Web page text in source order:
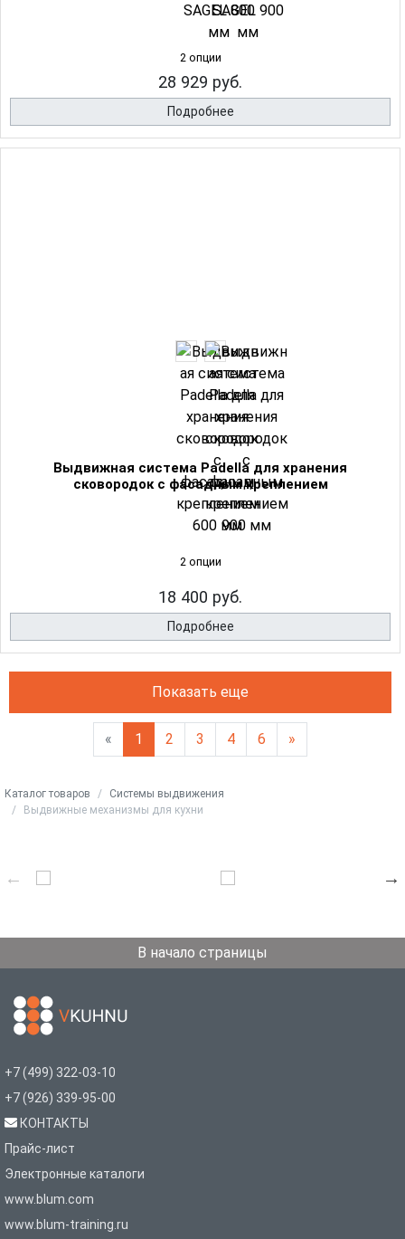
2 опции
28 929 руб.
Подробнее
Выдвижная система Padella для хранения
сковородок с фасадным креплением
2 опции
18 400 руб.
Подробнее
Показать еще
« 1 2 3 4 6 »
Каталог товаров
Системы выдвижения
Выдвижные механизмы для кухни
В начало страницы
+7 (499) 322-03-10
+7 (926) 339-95-00
КОНТАКТЫ
Прайс-лист
Электронные каталоги
www.blum.com
www.blum-training.ru